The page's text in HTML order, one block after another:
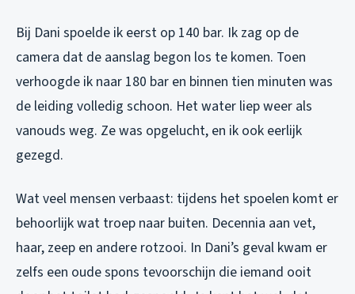
Bij Dani spoelde ik eerst op 140 bar. Ik zag op de
camera dat de aanslag begon los te komen. Toen
verhoogde ik naar 180 bar en binnen tien minuten was
de leiding volledig schoon. Het water liep weer als
vanouds weg. Ze was opgelucht, en ik ook eerlijk
gezegd.
Wat veel mensen verbaast: tijdens het spoelen komt er
behoorlijk wat troep naar buiten. Decennia aan vet,
haar, zeep en andere rotzooi. In Dani’s geval kwam er
zelfs een oude spons tevoorschijn die iemand ooit